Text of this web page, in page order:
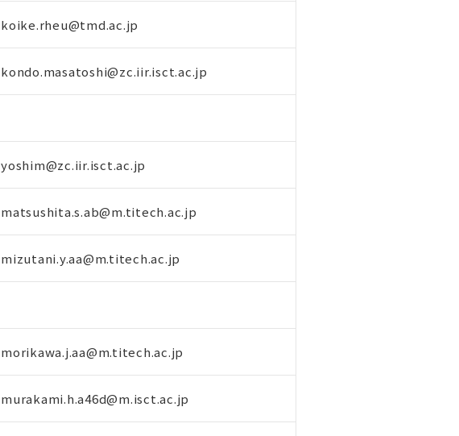
koike.rheu@tmd.ac.jp
kondo.masatoshi@zc.iir.isct.ac.jp
yoshim@zc.iir.isct.ac.jp
matsushita.s.ab@m.titech.ac.jp
mizutani.y.aa@m.titech.ac.jp
morikawa.j.aa@m.titech.ac.jp
murakami.h.a46d@m.isct.ac.jp